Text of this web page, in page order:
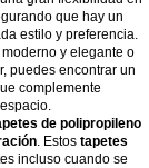
que hay un
estilo y preferencia.
y elegante o
puedes encontrar un
complemente
de polipropileno
. Estos tapetes
incluso cuando se